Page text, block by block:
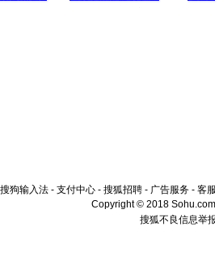
搜狗输入法 - 支付中心 - 搜狐招聘 - 广告服务 - 客
Copyright © 2018
搜狐不良信息举